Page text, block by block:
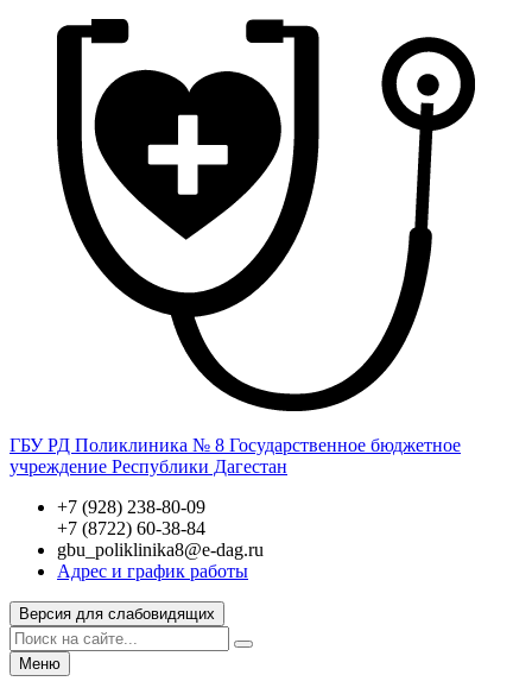
ГБУ РД Поликлиника № 8 Государственное бюджетное
учреждение Республики Дагестан
+7 (928) 238-80-09
+7 (8722) 60-38-84
gbu_poliklinika8@e-dag.ru
Адрес и график работы
Версия для слабовидящих
Меню